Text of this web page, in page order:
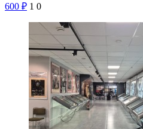
600 ₽ 1 0